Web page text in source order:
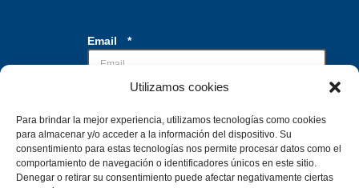
Utilizamos cookies
Para brindar la mejor experiencia, utilizamos tecnologías como cookies
para almacenar y/o acceder a la información del dispositivo. Su
consentimiento para estas tecnologías nos permite procesar datos como el
comportamiento de navegación o identificadores únicos en este sitio.
Denegar o retirar su consentimiento puede afectar negativamente ciertas
Email *
E
m
a
i
Casillas de verificación *
Acepto el tratamiento de mis datos con la
finalidad de recibir la información
solicitada